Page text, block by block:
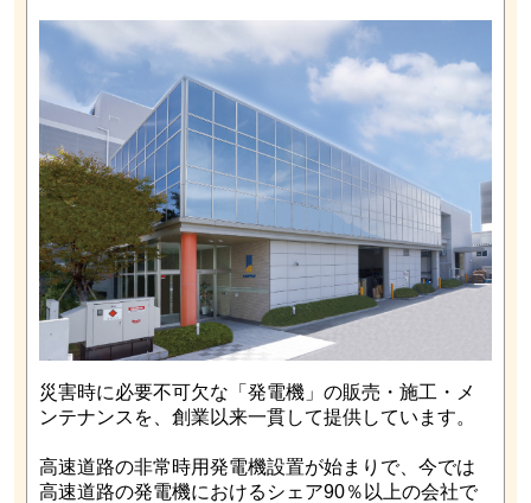
災害時に必要不可欠な「発電機」の販売・施工・メ
ンテナンスを、創業以来一貫して提供しています。
高速道路の非常時用発電機設置が始まりで、今では
高速道路の発電機におけるシェア90％以上の会社で